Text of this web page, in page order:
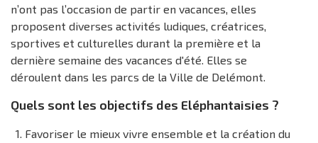
n’ont pas l’occasion de partir en vacances, elles
proposent diverses activités ludiques, créatrices,
sportives et culturelles durant la première et la
dernière semaine des vacances d'été. Elles se
déroulent dans les parcs de la Ville de Delémont.
Quels sont les objectifs des Eléphantaisies ?
Favoriser le mieux vivre ensemble et la création du